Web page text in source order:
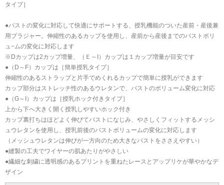
タイプ］
●バストの変化に対応して快適にサポートする、授乳機能のついた産前・産後兼
用ブラジャー。伸縮性のあるカップを使用し、産前から産後までのバストボリ
ュ−ムの変化に対応します
※Dカップは2カップ増量、（Ｅ～I）カップは１カップ増量が目安です
●（D～F）カップは［簡単授乳タイプ］
伸縮性のあるストラップと片手でめくれるカップで簡単に授乳ができます
カップ部分はストレッチ性のあるウレタンで、バストのボリューム変化に対応
●（G～I）カップは［授乳ホック付きタイプ］
上から下へ大きく開く授乳しやすいホック付き
カップ裏打ちはほどよく伸びてバストになじみ、やさしくフィットするメッシ
ュウレタンを使用し、授乳前後のバストボリュームの変化に対応します
（メッシュウレタンは伸びが一方向のため大きなバストをささえやすい）
●縫製の工夫でワイヤーの肌あたりがやさしい
●繊細な刺繍に透明感のあるプリントを重ねたレースとアップリケが華やかなデ
ザイン